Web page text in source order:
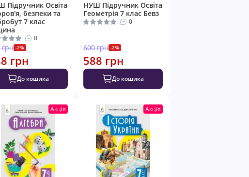
Підручник Освіта
безпеки та
7 клас
0
грн -2%
грн
До кошика
НУШ Підручник Освіта
Геометрія 7 клас Бевз
0
600 грн -2%
588 грн
До кошика
Акція Акція